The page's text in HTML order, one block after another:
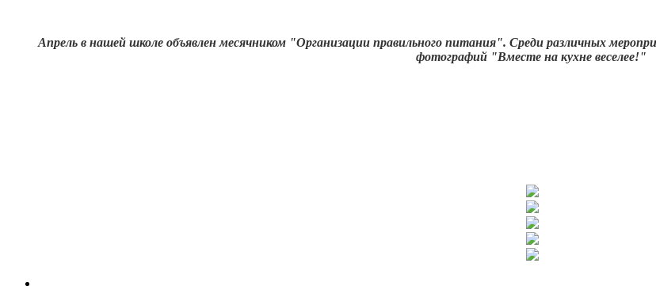
Апрель в нашей школе объявлен месячником "Организации правильного питания". Среди различных
фотографий "Вместе на кухне веселее!"